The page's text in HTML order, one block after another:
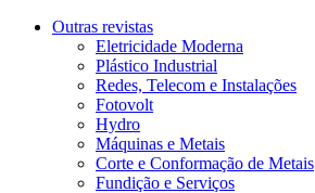
Outras revistas
Eletricidade Moderna
Plástico Industrial
Redes, Telecom e Instalações
Fotovolt
Hydro
Máquinas e Metais
Corte e Conformação de Metais
Fundição e Serviços